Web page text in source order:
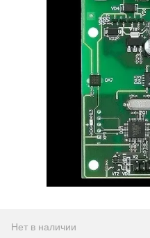
Нет в наличии